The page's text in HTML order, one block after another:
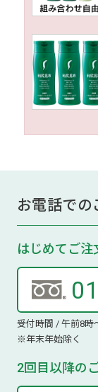
お電話での
はじめてご注
受付時間 / 午前8時
※年末年始除く
2回目以降の